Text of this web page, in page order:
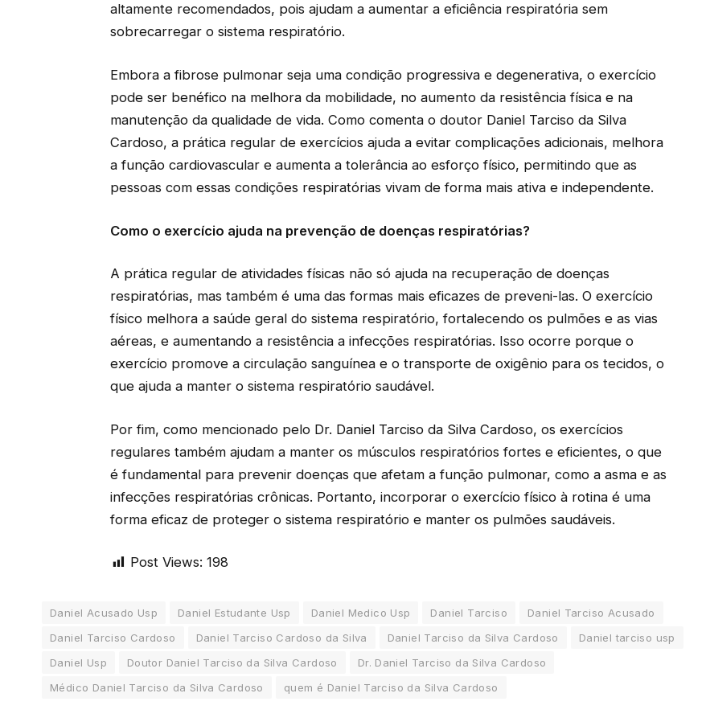
altamente recomendados, pois ajudam a aumentar a eficiência respiratória sem
sobrecarregar o sistema respiratório.
Embora a fibrose pulmonar seja uma condição progressiva e degenerativa, o exercício
pode ser benéfico na melhora da mobilidade, no aumento da resistência física e na
manutenção da qualidade de vida. Como comenta o doutor Daniel Tarciso da Silva
Cardoso, a prática regular de exercícios ajuda a evitar complicações adicionais, melhora
a função cardiovascular e aumenta a tolerância ao esforço físico, permitindo que as
pessoas com essas condições respiratórias vivam de forma mais ativa e independente.
Como o exercício ajuda na prevenção de doenças respiratórias?
A prática regular de atividades físicas não só ajuda na recuperação de doenças
respiratórias, mas também é uma das formas mais eficazes de preveni-las. O exercício
físico melhora a saúde geral do sistema respiratório, fortalecendo os pulmões e as vias
aéreas, e aumentando a resistência a infecções respiratórias. Isso ocorre porque o
exercício promove a circulação sanguínea e o transporte de oxigênio para os tecidos, o
que ajuda a manter o sistema respiratório saudável.
Por fim, como mencionado pelo Dr. Daniel Tarciso da Silva Cardoso, os exercícios
regulares também ajudam a manter os músculos respiratórios fortes e eficientes, o que
é fundamental para prevenir doenças que afetam a função pulmonar, como a asma e as
infecções respiratórias crônicas. Portanto, incorporar o exercício físico à rotina é uma
forma eficaz de proteger o sistema respiratório e manter os pulmões saudáveis.
Post Views: 198
Daniel Acusado Usp Daniel Estudante Usp Daniel Medico Usp Daniel Tarciso
Daniel Tarciso Acusado
Daniel Tarciso Cardoso
Daniel Tarciso Cardoso da Silva Daniel Tarciso da Silva Cardoso
Daniel tarciso usp
Daniel Usp
Doutor Daniel Tarciso da Silva Cardoso
Dr. Daniel Tarciso da Silva Cardoso
Médico Daniel Tarciso da Silva Cardoso
quem é Daniel Tarciso da Silva Cardoso